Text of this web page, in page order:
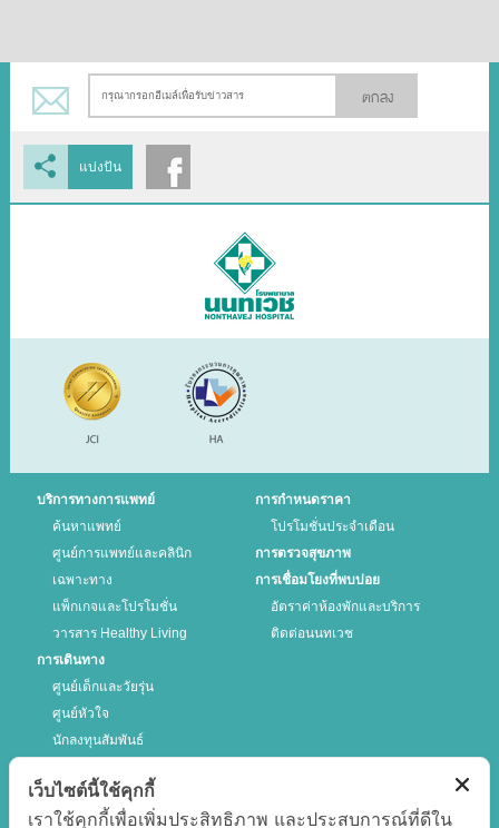
ตกลง
แบ่งปัน
บริการทางการแพทย์
ค้นหาแพทย์
ศูนย์การแพทย์และคลินิก
เฉพาะทาง
แพ็กเกจและโปรโมชั่น
วารสาร Healthy Living
การกำหนดราคา
โปรโมชั่นประจำเดือน
การตรวจสุขภาพ
การเชื่อมโยงที่พบบ่อย
อัตราค่าห้องพักและบริการ
ติดต่อนนทเวช
การเดินทาง
ศูนย์เด็กและวัยรุ่น
ศูนย์หัวใจ
นักลงทุนสัมพันธ์
เว็บไซต์นี้ใช้คุกกี้
เราใช้คุกกี้เพื่อเพิ่มประสิทธิภาพ และประสบการณ์ที่ดีใน